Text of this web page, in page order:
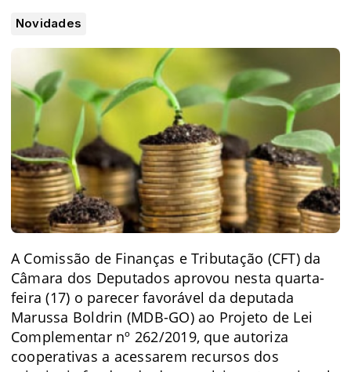
Novidades
A Comissão de Finanças e Tributação (CFT) da
Câmara dos Deputados aprovou nesta quarta-
feira (17) o parecer favorável da deputada
Marussa Boldrin (MDB-GO) ao Projeto de Lei
Complementar nº 262/2019, que autoriza
cooperativas a acessarem recursos dos